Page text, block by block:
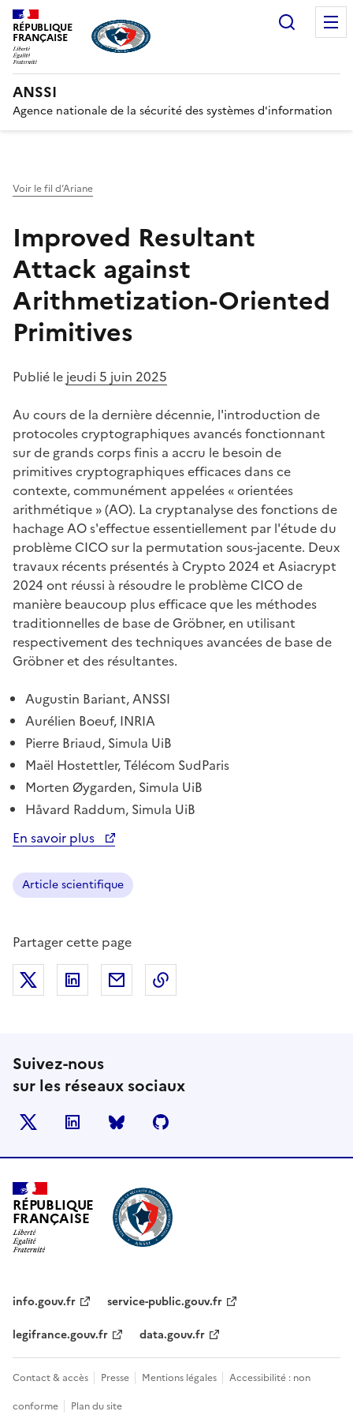
RÉPUBLIQUE
FRANÇAISE
ANSSI
Agence nationale de la sécurité des systèmes d'information
Voir le fil d’Ariane
Improved Resultant
Attack against
Arithmetization-Oriented
Primitives
Publié le jeudi 5 juin 2025
Au cours de la dernière décennie, l'introduction de
protocoles cryptographiques avancés fonctionnant
sur de grands corps finis a accru le besoin de
primitives cryptographiques efficaces dans ce
contexte, communément appelées « orientées
arithmétique » (AO). La cryptanalyse des fonctions de
hachage AO s'effectue essentiellement par l'étude du
problème CICO sur la permutation sous-jacente. Deux
travaux récents présentés à Crypto 2024 et Asiacrypt
2024 ont réussi à résoudre le problème CICO de
manière beaucoup plus efficace que les méthodes
traditionnelles de base de Gröbner, en utilisant
respectivement des techniques avancées de base de
Gröbner et des résultantes.
Augustin Bariant, ANSSI
Aurélien Boeuf, INRIA
Pierre Briaud, Simula UiB
Maël Hostettler, Télécom SudParis
Morten Øygarden, Simula UiB
Håvard Raddum, Simula UiB
En savoir plus
Article scientifique
Partager cette page
Partager sur X (anciennement Twitter)
Partager sur LinkedIn
Partager par email
Suivez-nous
sur les réseaux sociaux
LinkedIn BlueSky
RÉPUBLIQUE
FRANÇAISE
info.gouv.fr
service-public.gouv.fr
legifrance.gouv.fr
data.gouv.fr
Contact & accès Presse Mentions légales
Accessibilité : non
conforme
Plan du site